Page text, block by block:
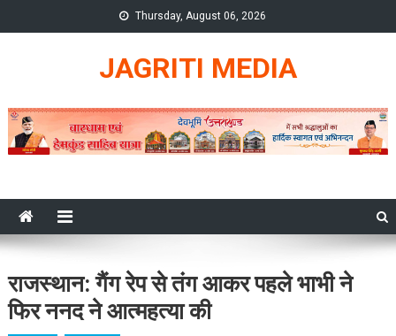
to
Thursday, August 06, 2026
JAGRITI MEDIA
राजस्थान: गैंग रेप से तंग आकर पहले भाभी ने
फिर ननद ने आत्महत्या की